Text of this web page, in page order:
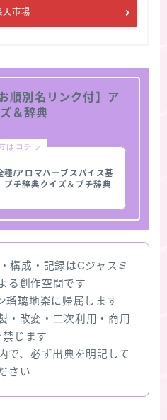
天市場
順別名リンク付】ア
＆辞典
はコチラ
種/アロマハーブスパイス基
チ辞典クイズ＆プチ辞典
構成・記録はCジャスミ
る創作空間です
瑠璃地楽に帰属します
・改変・二次利用・商用
じます
で、必ず出典を明記して
さい